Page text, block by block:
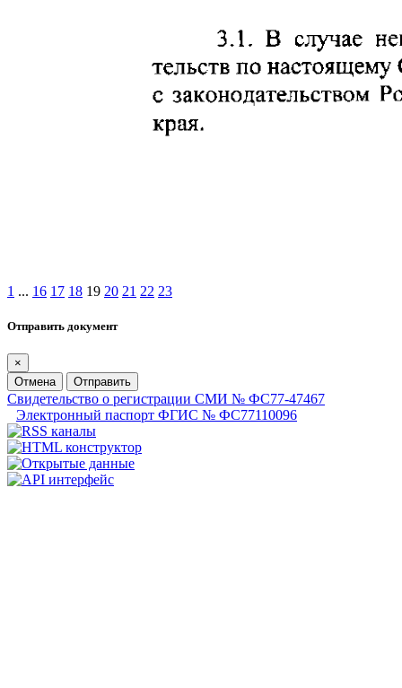
1 ... 16 17 18 19 20 21 22 23
Отправить документ
×
Отмена
Отправить
Свидетельство о регистрации СМИ № ФС77-47467
Электронный паспорт ФГИС № ФС77110096